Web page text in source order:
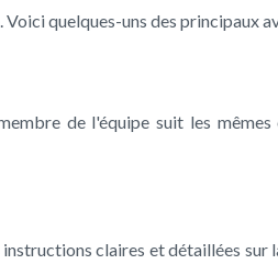
quelques-uns des principaux
de l'équipe suit les
claires et détaillées sur